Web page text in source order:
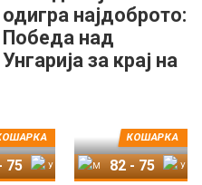
одигра најдоброто:
Победа над
Унгарија за крај на
75
КОШАРКА
82- 75